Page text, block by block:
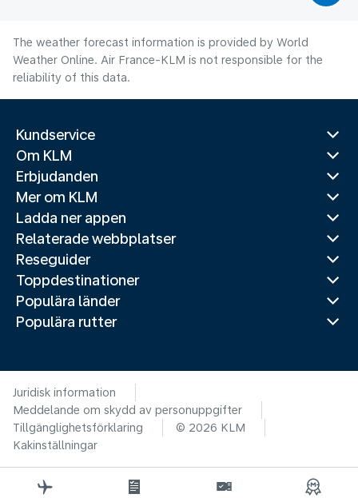
The weather forecast information is provided by World
Weather Online. Air France-KLM is not responsible for the
reliability of this data.
Kundservice
Om KLM
Erbjudanden
Mer om KLM
Ladda ner appen
Relaterade webbplatser
Reseguider
Toppdestinationer
Populära länder
Populära rutter
Juridisk information
Meddelande om skydd av personuppgifter
Tillgänglighetsförklaring
© 2026 KLM
Kakinställningar